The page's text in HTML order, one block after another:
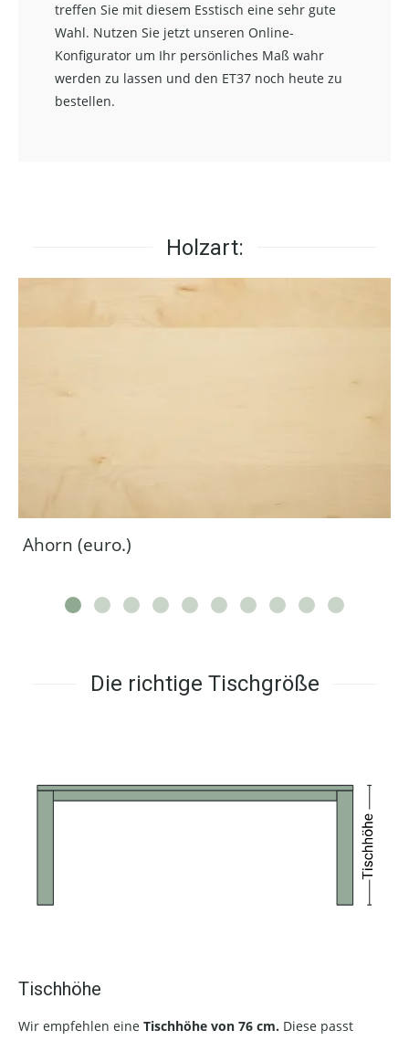
treffen Sie mit diesem Esstisch eine sehr gute
Wahl. Nutzen Sie jetzt unseren Online-
Konfigurator um Ihr persönliches Maß wahr
werden zu lassen und den ET37 noch heute zu
bestellen.
Holzart:
Ahorn (euro.)
Die richtige Tischgröße
Tischhöhe
Wir empfehlen eine Tischhöhe von 76 cm. Diese passt